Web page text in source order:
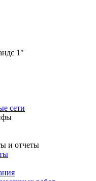
1"
сети
и отчеты